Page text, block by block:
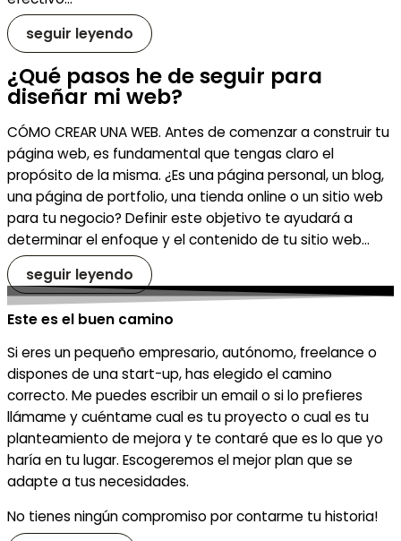
seguir leyendo
¿Qué pasos he de seguir para
diseñar mi web?
CÓMO CREAR UNA WEB. Antes de comenzar a construir tu
página web, es fundamental que tengas claro el
propósito de la misma. ¿Es una página personal, un blog,
una página de portfolio, una tienda online o un sitio web
para tu negocio? Definir este objetivo te ayudará a
determinar el enfoque y el contenido de tu sitio web…
seguir leyendo
Este es el buen camino
Si eres un pequeño empresario, autónomo, freelance o
dispones de una start-up, has elegido el camino
correcto. Me puedes escribir un email o si lo prefieres
llámame y cuéntame cual es tu proyecto o cual es tu
planteamiento de mejora y te contaré que es lo que yo
haría en tu lugar. Escogeremos el mejor plan que se
adapte a tus necesidades.
No tienes ningún compromiso por contarme tu historia!